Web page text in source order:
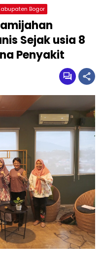
Bogor
Sejak usia 8
Penyakit